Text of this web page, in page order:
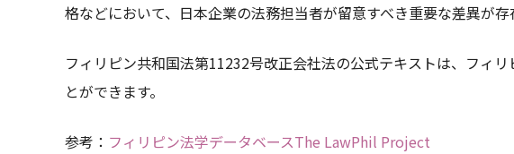
格などにおいて、日本企業の法務担当者が留意すべき重要な差異が存
フィリピン共和国法第11232号改正会社法の公式テキストは、フィ
とができます。
参考： フィリピン法学データベースThe LawPhil Project